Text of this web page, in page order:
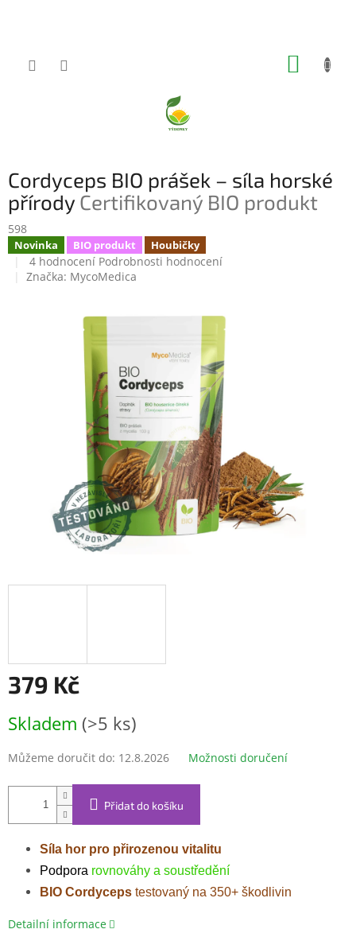
Cordyceps BIO prášek – síla horské
přírody Certifikovaný BIO produkt
598
Novinka BIO produkt Houbičky
Průměrné
hodnocení
4 hodnocení Podrobnosti hodnocení
Značka: MycoMedica
379 Kč
cena:
Skladem (>5 ks)
Můžeme doručit do: 12.8.2026 Možnosti doručení
Přidat do košíku
Síla hor pro přirozenou vitalitu
Podpora rovnováhy a soustředění
BIO Cordyceps testovaný na 350+ škodlivin
Detailní informace